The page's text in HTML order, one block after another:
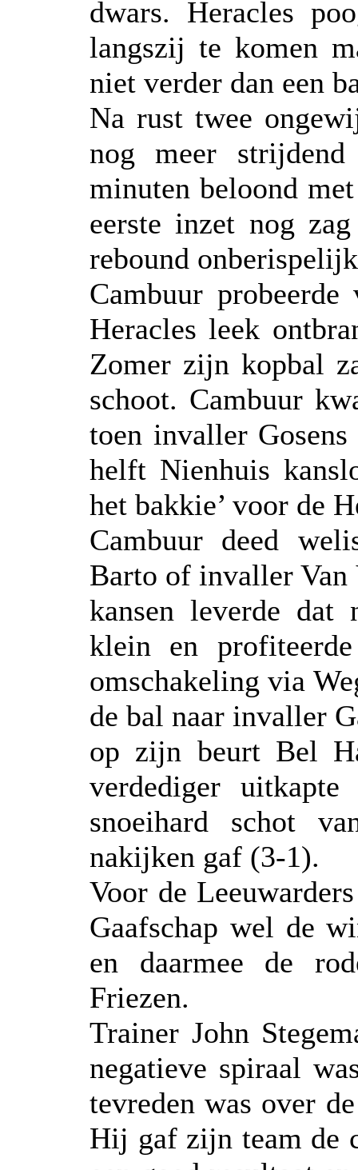
dwars. Heracles
langszij te komen
niet verder dan een
Na rust twee
nog meer
minuten beloond
eerste inzet nog
rebound
Cambuur
Heracles leek
Zomer zijn kopbal
schoot. Cambuur
toen invaller
helft Nienhuis
het bakkie’ voor de
Cambuur deed
Barto of invaller Van
kansen leverde
klein en
omschakeling via
de bal naar invaller
op zijn beurt Bel
verdediger
snoeihard schot
nakijken gaf (3-1).
Voor de
Gaafschap wel de
en daarmee de
Friezen.
Trainer John
negatieve spiraal
tevreden was over
Hij gaf zijn team de